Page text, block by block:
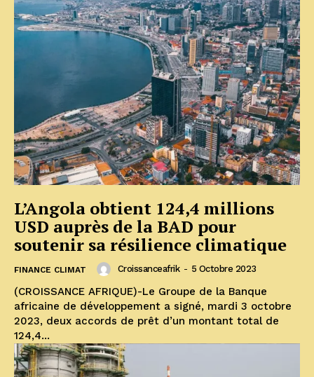
L’Angola obtient 124,4 millions
USD auprès de la BAD pour
soutenir sa résilience climatique
FINANCE CLIMAT Croissanceafrik - 5 Octobre 2023
(CROISSANCE AFRIQUE)-Le Groupe de la Banque
africaine de développement a signé, mardi 3 octobre
2023, deux accords de prêt d’un montant total de
124,4...